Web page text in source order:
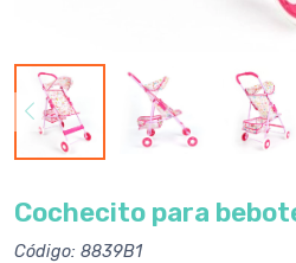
Cochecito para
Código: 8839B1